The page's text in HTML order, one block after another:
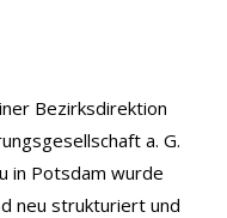
Bezirksdirektion
a. G.
in Potsdam wurde
neu strukturiert und